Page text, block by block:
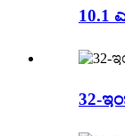
10.1
32-